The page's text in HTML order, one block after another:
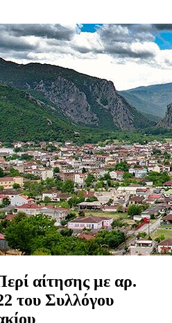
αίτησης με αρ.
του Συλλόγου